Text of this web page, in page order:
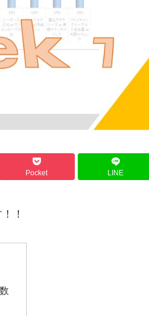
Pocket LINE
！